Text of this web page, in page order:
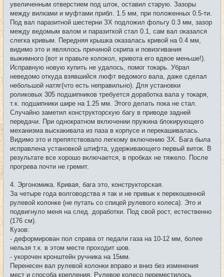
увеличенным отверстием под шток, оставил старую. Зазоры
между вилками и муфтами прибл. 1.5 мм, при положенных 0.5-ти.
Под вал паразитной шестерни ЗХ подложил фольгу 0.3 мм, зазор
между ведомым валом и паразиткой стал 0.1, сам вал оказался
слегка кривым. Передняя крышка оказалась кривой на 0.4 мм,
видимо это и являлось причиной скрипа и повизгивания
выжимного (вот и правьте колокол, кривота его вдвое меньше!).
Исправную новую купить не удалось, помог токарь. Убрал
неведомо откуда взявшийся люфт ведомого вала, даже сделал
небольшой натяг(что есть неправильно). Для установки
роликовых 305 подшипников требуется доработка вала у токаря,
т.к. подшипники шире на 1.25 мм. Этого делать пока не стал.
Случайно заметил конструкторскую багу в приводе задней
передачи. При однократном включении пружина блокирующего
механизма выскакивала из паза в корпусе и перекашивалась.
Видимо это и препятствовало легкому включению ЗХ. Бага была
исправлена установкой штифта, удерживающего первый виток. В
результате все хорошо включается, в пробках не тяжело. После
прогрева почти не гремит.
4. Эргономика. Кривая, бага это, конструкторская.
За четыре года волговодства я так и не привык к перекошенной
рулевой колонке (не путать со спицей рулевого колеса). Это и
подвигнуло меня на след. доработки. Под свой рост, естественно
(176 см).
Кузов:
- деформирован пол справа от педали газа на 10-12 мм, более
нельзя т.к. в этом месте проходит шов.
- укорочен кронштейн ручника на 15мм.
Перенесен вал рулевой колонки вправо и вниз без изменения
мест и способа крепления. Рулевое колесо переместилось